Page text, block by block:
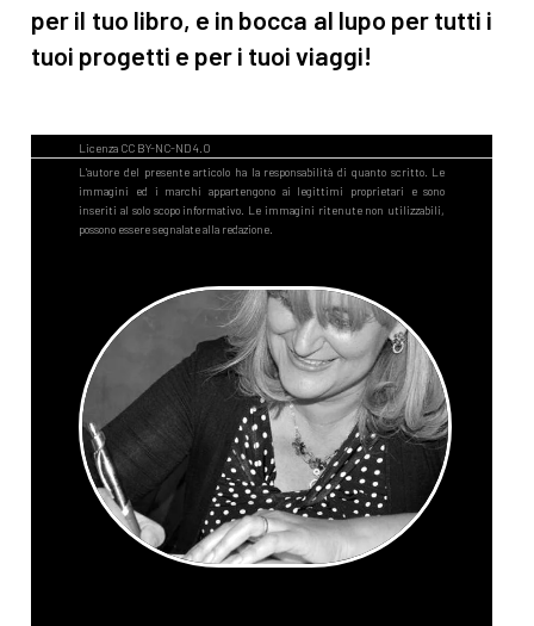
per il tuo libro, e in bocca al lupo per tutti i
tuoi progetti e per i tuoi viaggi!